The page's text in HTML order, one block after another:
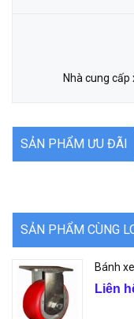
Nhà cung
SẢN PHẨM ƯU ĐÃI
SẢN PHẨM CÙNG
Bánh
Liên